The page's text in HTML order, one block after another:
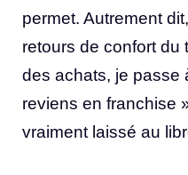
permet. Autrement
retours de confort du
des achats, je passe
reviens en franchise
vraiment laissé au